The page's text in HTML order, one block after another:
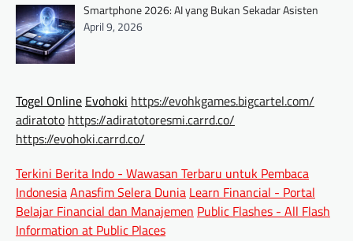
Smartphone 2026: AI yang Bukan Sekadar Asisten
April 9, 2026
Togel Online Evohoki https://evohkgames.bigcartel.com/
adiratoto https://adiratotoresmi.carrd.co/
https://evohoki.carrd.co/
Terkini Berita Indo - Wawasan Terbaru untuk Pembaca
IndonesiaAnasfim Selera Dunia Learn Financial - Portal
Belajar Financial dan Manajemen Public Flashes - All Flash
Information at Public Places